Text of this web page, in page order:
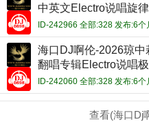
中英文Electro说唱旋
ID-242966 全部:328 发布:6个
海口DJ啊伦-2026琼
翻唱专辑Electro说唱
ID-242060 全部:328 发布:6个
查看(海口Dj